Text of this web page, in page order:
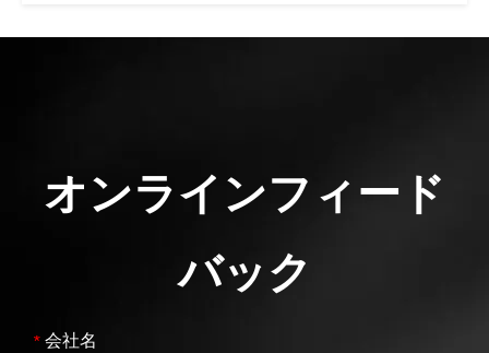
オンラインフィード
バック
* 会社名